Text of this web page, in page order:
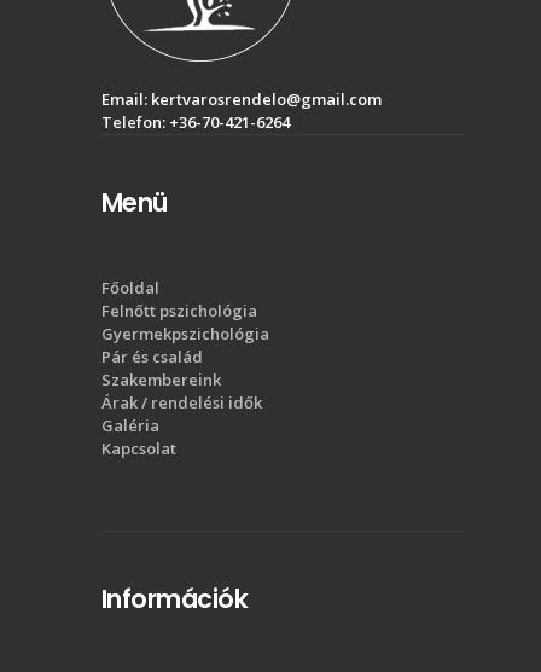
Email: kertvarosrendelo@gmail.com
Telefon: +36-70-421-6264
Menü
Főoldal
Felnőtt pszichológia
Gyermekpszichológia
Pár és család
Szakembereink
Árak / rendelési idők
Galéria
Kapcsolat
Információk